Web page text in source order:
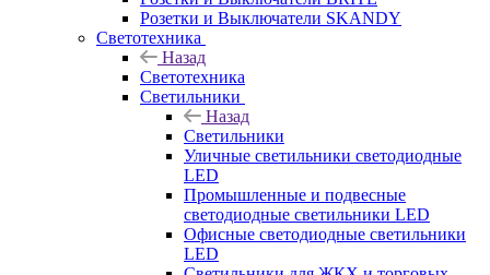
Розетки и Выключатели SKANDY
Светотехника
Назад
Светотехника
Светильники
Назад
Светильники
Уличные светильники светодиодные
LED
Промышленные и подвесные
светодиодные светильники LED
Офисные светодиодные светильники
LED